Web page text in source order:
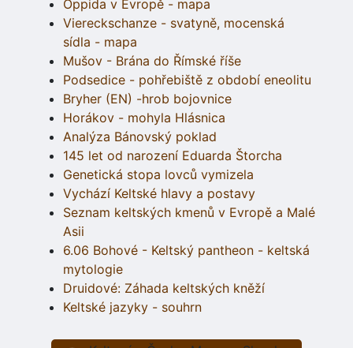
Oppida v Evropě - mapa
Viereckschanze - svatyně, mocenská
sídla - mapa
Mušov - Brána do Římské říše
Podsedice - pohřebiště z období eneolitu
Bryher (EN) -hrob bojovnice
Horákov - mohyla Hlásnica
Analýza Bánovský poklad
145 let od narození Eduarda Štorcha
Genetická stopa lovců vymizela
Vychází Keltské hlavy a postavy
Seznam keltských kmenů v Evropě a Malé
Asii
6.06 Bohové - Keltský pantheon - keltská
mytologie
Druidové: Záhada keltských kněží
Keltské jazyky - souhrn